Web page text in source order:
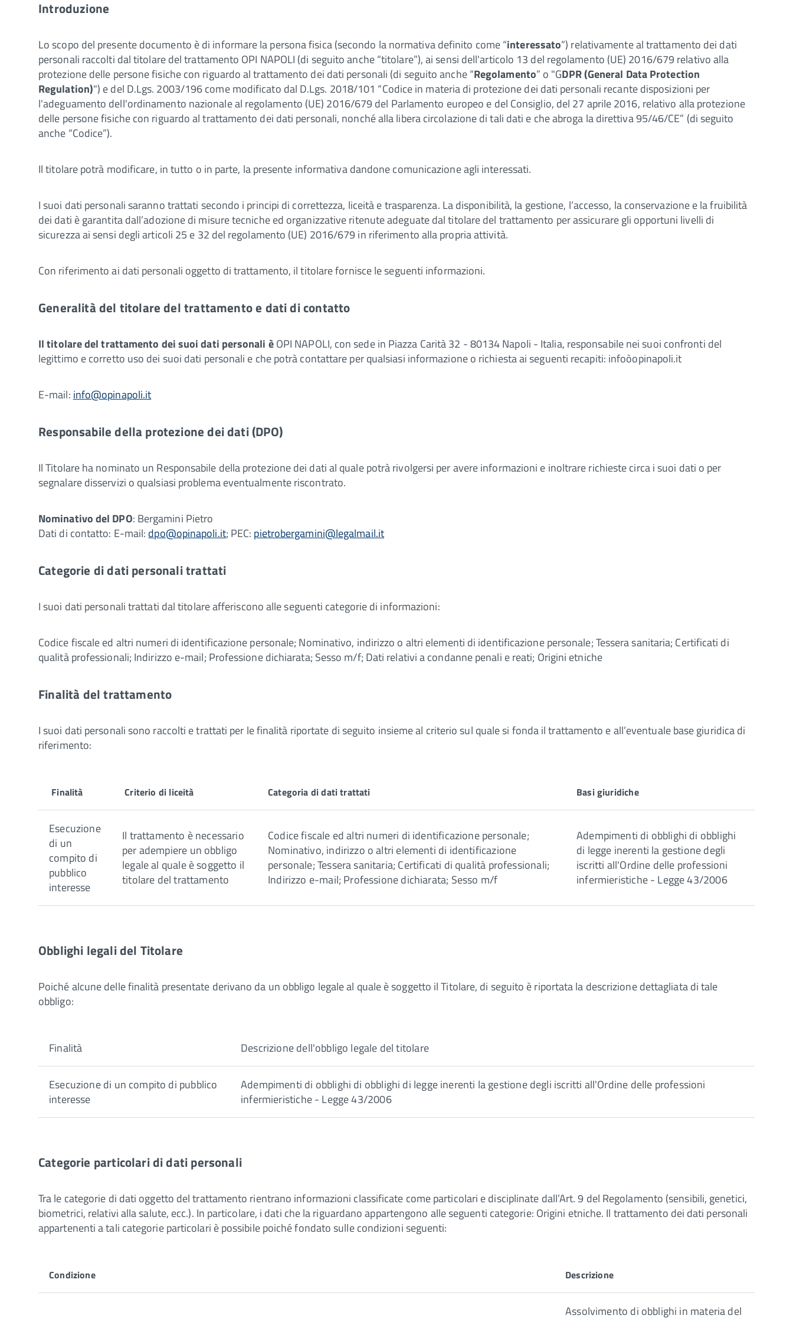
Introduzione
Lo scopo del presente documento è di informare la persona fisica (secondo la normativa definito come “interessato”) relativamente al trattamento dei dati
personali raccolti dal titolare del trattamento OPI NAPOLI (di seguito anche “titolare”), ai sensi dell'articolo 13 del regolamento (UE) 2016/679 relativo alla
protezione delle persone fisiche con riguardo al trattamento dei dati personali (di seguito anche “Regolamento” o "GDPR (General Data Protection
Regulation)") e del D.Lgs. 2003/196 come modificato dal D.Lgs. 2018/101 “Codice in materia di protezione dei dati personali recante disposizioni per
l'adeguamento dell'ordinamento nazionale al regolamento (UE) 2016/679 del Parlamento europeo e del Consiglio, del 27 aprile 2016, relativo alla protezione
delle persone fisiche con riguardo al trattamento dei dati personali, nonché alla libera circolazione di tali dati e che abroga la direttiva 95/46/CE” (di seguito
anche “Codice”).
Il titolare potrà modificare, in tutto o in parte, la presente informativa dandone comunicazione agli interessati.
I suoi dati personali saranno trattati secondo i principi di correttezza, liceità e trasparenza. La disponibilità, la gestione, l’accesso, la conservazione e la fruibilità
dei dati è garantita dall’adozione di misure tecniche ed organizzative ritenute adeguate dal titolare del trattamento per assicurare gli opportuni livelli di
sicurezza ai sensi degli articoli 25 e 32 del regolamento (UE) 2016/679 in riferimento alla propria attività.
Con riferimento ai dati personali oggetto di trattamento, il titolare fornisce le seguenti informazioni.
Generalità del titolare del trattamento e dati di contatto
Il titolare del trattamento dei suoi dati personali èOPI NAPOLI, con sede in Piazza Carità 32 - 80134 Napoli - Italia, responsabile nei suoi confronti del
legittimo e corretto uso dei suoi dati personali e che potrà contattare per qualsiasi informazione o richiesta ai seguenti recapiti: infoòopinapoli.it
E-mail: info@opinapoli.it
Responsabile della protezione dei dati (DPO)
Il Titolare ha nominato un Responsabile della protezione dei dati al quale potrà rivolgersi per avere informazioni e inoltrare richieste circa i suoi dati o per
segnalare disservizi o qualsiasi problema eventualmente riscontrato.
Nominativo del DPO: Bergamini Pietro
Dati di contatto: E-mail: dpo@opinapoli.it; PEC: pietrobergamini@legalmail.it
Categorie di dati personali trattati
I suoi dati personali trattati dal titolare afferiscono alle seguenti categorie di informazioni:
Codice fiscale ed altri numeri di identificazione personale; Nominativo, indirizzo o altri elementi di identificazione personale; Tessera sanitaria; Certificati di
qualità professionali; Indirizzo e-mail; Professione dichiarata; Sesso m/f; Dati relativi a condanne penali e reati; Origini etniche
Finalità del trattamento
I suoi dati personali sono raccolti e trattati per le finalità riportate di seguito insieme al criterio sul quale si fonda il trattamento e all’eventuale base giuridica di
riferimento:
Finalità Criterio di liceità Categoria di dati trattati Basi giuridiche
Esecuzione
di un
compito di
pubblico
interesse
Il trattamento è necessario
per adempiere un obbligo
legale al quale è soggetto il
titolare del trattamento
Codice fiscale ed altri numeri di identificazione personale;
Nominativo, indirizzo o altri elementi di identificazione
personale; Tessera sanitaria; Certificati di qualità professionali;
Indirizzo e-mail; Professione dichiarata; Sesso m/f
Adempimenti di obblighi di obblighi
di legge inerenti la gestione degli
iscritti all'Ordine delle professioni
infermieristiche - Legge 43/2006
Obblighi legali del Titolare
Poiché alcune delle finalità presentate derivano da un obbligo legale al quale è soggetto il Titolare, di seguito è riportata la descrizione dettagliata di tale
obbligo:
Finalità Descrizione dell'obbligo legale del titolare
Esecuzione di un compito di pubblico
interesse
Adempimenti di obblighi di obblighi di legge inerenti la gestione degli iscritti all'Ordine delle professioni
infermieristiche - Legge 43/2006
Categorie particolari di dati personali
Tra le categorie di dati oggetto del trattamento rientrano informazioni classificate come particolari e disciplinate dall’Art. 9 del Regolamento (sensibili, genetici,
biometrici, relativi alla salute, ecc.). In particolare, i dati che la riguardano appartengono alle seguenti categorie: Origini etniche. Il trattamento dei dati personali
appartenenti a tali categorie particolari è possibile poiché fondato sulle condizioni seguenti:
Condizione Descrizione
Assolvimento di obblighi in materia del